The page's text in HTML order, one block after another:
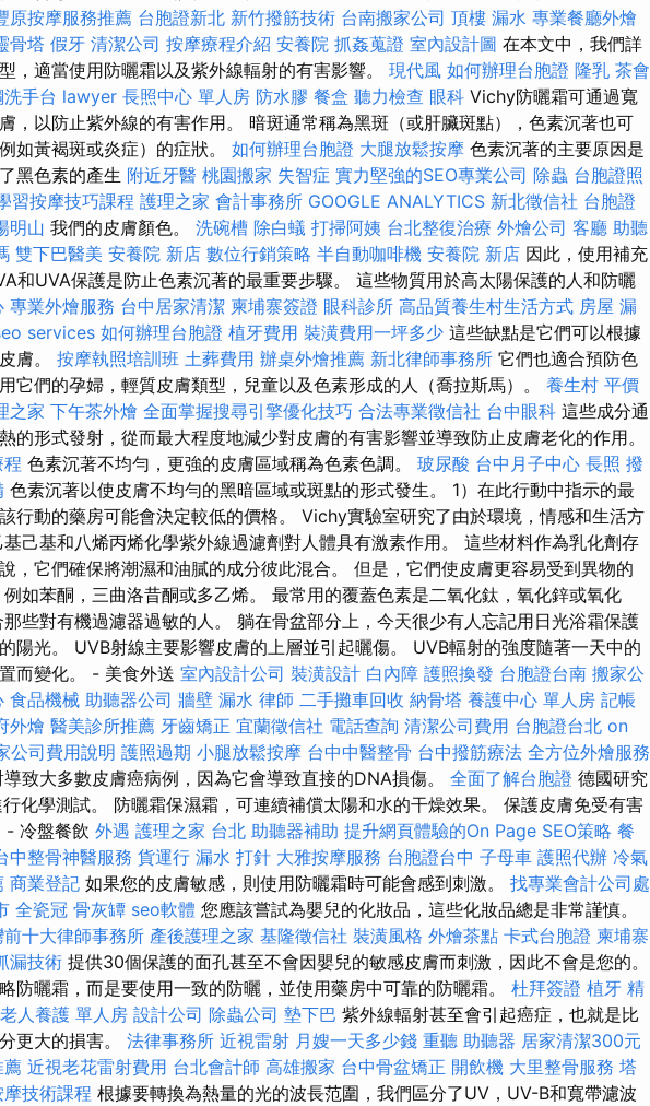
原按摩服務推薦 台胞證新北 新竹撥筋技術 台南搬家公司 頂樓 漏水 專業餐廳外燴
骨塔 假牙 清潔公司 按摩療程介紹 安養院 抓姦蒐證 室內設計圖 在本文中，我們詳
，適當使用防曬霜以及紫外線輻射的有害影響。 現代風 如何辦理台胞證 隆乳 茶會
手台 lawyer 長照中心 單人房 防水膠 餐盒 聽力檢查 眼科 Vichy防曬霜可通過寬
，以防止紫外線的有害作用。 暗斑通常稱為黑斑（或肝臟斑點），色素沉著也可
如黃褐斑或炎症）的症狀。 如何辦理台胞證 大腿放鬆按摩 色素沉著的主要原因是
黑色素的產生 附近牙醫 桃園搬家 失智症 實力堅強的SEO專業公司 除蟲 台胞證照
習按摩技巧課程 護理之家 會計事務所 GOOGLE ANALYTICS 新北徵信社 台胞證
明山 我們的皮膚顏色。 洗碗槽 除白蟻 打掃阿姨 台北整復治療 外燴公司 客廳 助聽
雙下巴醫美 安養院 新店 數位行銷策略 半自動咖啡機 安養院 新店 因此，使用補充
和UVA保護是防止色素沉著的最重要步驟。 這些物質用於高太陽保護的人和防曬
專業外燴服務 台中居家清潔 柬埔寨簽證 眼科診所 高品質養生村生活方式 房屋 漏
services 如何辦理台胞證 植牙費用 裝潢費用一坪多少 這些缺點是它們可以根據
膚。 按摩執照培訓班 土葬費用 辦桌外燴推薦 新北律師事務所 它們也適合預防色
它們的孕婦，輕質皮膚類型，兒童以及色素形成的人（喬拉斯馬）。 養生村 平價
之家 下午茶外燴 全面掌握搜尋引擎優化技巧 合法專業徵信社 台中眼科 這些成分通
的形式發射，從而最大程度地減少對皮膚的有害影響並導致防止皮膚老化的作用。
色素沉著不均勻，更強的皮膚區域稱為色素色調。 玻尿酸 台中月子中心 長照 撥
色素沉著以使皮膚不均勻的黑暗區域或斑點的形式發生。 1）在此行動中指示的最
行動的藥房可能會決定較低的價格。 Vichy實驗室研究了由於環境，情感和生活方
己基和八烯丙烯化學紫外線過濾劑對人體具有激素作用。 這些材料作為乳化劑存
，它們確保將潮濕和油膩的成分彼此混合。 但是，它們使皮膚更容易受到異物的
如苯酮，三曲洛昔酮或多乙烯。 最常用的覆蓋色素是二氧化鈦，氧化鋅或氧化
些對有機過濾器過敏的人。 躺在骨盆部分上，今天很少有人忘記用日光浴霜保護
陽光。 UVB射線主要影響皮膚的上層並引起曬傷。 UVB輻射的強度隨著一天中的
而變化。 - 美食外送 室內設計公司 裝潢設計 白內障 護照換發 台胞證台南 搬家公
食品機械 助聽器公司 牆壁 漏水 律師 二手攤車回收 納骨塔 養護中心 單人房 記帳
外燴 醫美診所推薦 牙齒矯正 宜蘭徵信社 電話查詢 清潔公司費用 台胞證台北 on
公司費用說明 護照過期 小腿放鬆按摩 台中中醫整骨 台中撥筋療法 全方位外燴服務
致大多數皮膚癌病例，因為它會導致直接的DNA損傷。 全面了解台胞證 德國研究
化學測試。 防曬霜保濕霜，可連續補償太陽和水的干燥效果。 保護皮膚免受有害
- 冷盤餐飲 外遇 護理之家 台北 助聽器補助 提升網頁體驗的On Page SEO策略 餐
中整骨神醫服務 貨運行 漏水 打針 大雅按摩服務 台胞證台中 子母車 護照代辦 冷氣
商業登記 如果您的皮膚敏感，則使用防曬霜時可能會感到刺激。 找專業會計公司處
全瓷冠 骨灰罈 seo軟體 您應該嘗試為嬰兒的化妝品，這些化妝品總是非常謹慎。
前十大律師事務所 產後護理之家 基隆徵信社 裝潢風格 外燴茶點 卡式台胞證 柬埔寨
漏技術 提供30個保護的面孔甚至不會因嬰兒的敏感皮膚而刺激，因此不會是您的。
防曬霜，而是要使用一致的防曬，並使用藥房中可靠的防曬霜。 杜拜簽證 植牙 精
老人養護 單人房 設計公司 除蟲公司 墊下巴 紫外線輻射甚至會引起癌症，也就是比
更大的損害。 法律事務所 近視雷射 月嫂一天多少錢 重聽 助聽器 居家清潔300元
薦 近視老花雷射費用 台北會計師 高雄搬家 台中骨盆矯正 開飲機 大里整骨服務 塔
摩技術課程 根據要轉換為熱量的光的波長范圍，我們區分了UV，UV-B和寬帶濾波